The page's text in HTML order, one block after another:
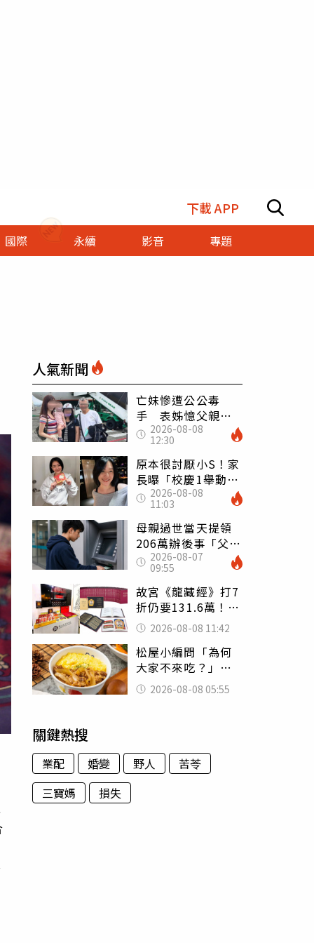
下載 APP
國際 永續 影音 專題
人氣新聞
亡妹慘遭公公毒
手 表姊憶父親節
前夕：小舅舅仍到
殯儀館陪她說話
2026-08-08
12:30
原本很討厭小S！家
長曝「校慶1舉動」
讓她徹底改觀 網
友洗版認證
2026-08-08
11:03
母親過世當天提領
206萬辦後事「父子
遭判刑」 律師：
搶錢先下手是罪
2026-08-07
09:55
故宮《龍藏經》打7
折仍要131.6萬！
店員曝：有人原價
188萬付現購買
2026-08-08 11:42
松屋小編問「為何
大家不來吃？」
一票人點出3大問
題：滿手好牌打到
2026-08-08 05:55
關鍵熱搜
業配 婚變 野人
苦苓
三寶媽
損失